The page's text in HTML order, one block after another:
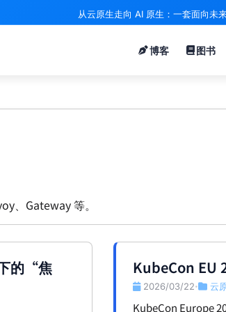
从云原生走向 AI 原生：一套面向未
博客 图书
、Gateway 等。
的“焦
KubeCon EU
2026/03/22 • 云
KubeCon Europe